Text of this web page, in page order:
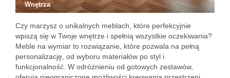
Wnętrza
Czy marzysz o unikalnych meblach, które perfekcyjnie
wpiszą się w Twoje wnętrze i spełnią wszystkie oczekiwania?
Meble na wymiar to rozwiązanie, które pozwala na pełną
personalizację, od wyboru materiałów po styl i
funkcjonalność. W odróżnieniu od gotowych zestawów,